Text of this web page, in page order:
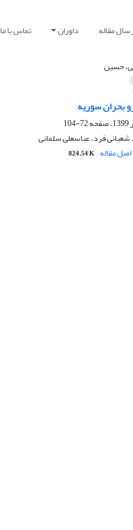
مقاله داوران تماس با ما
حسین
بحران سوریه
72-104
فرد، عباسعلی سلمانی
اصل مقاله 824.54 K